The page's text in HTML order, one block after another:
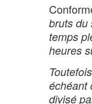
bruts du
temps
heures
échéant
divisé